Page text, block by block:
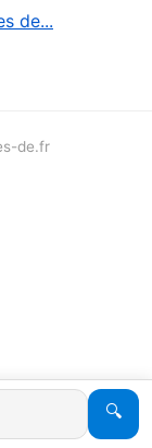
de...
🔍
de.fr